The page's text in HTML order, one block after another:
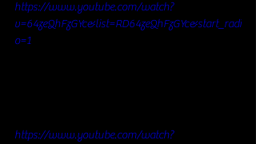
https://www.youtube.com/watch?
v=64zeQhFzGYc&list=RD64zeQhFzGYc&start_radi
o=1
https://www.youtube.com/watch?